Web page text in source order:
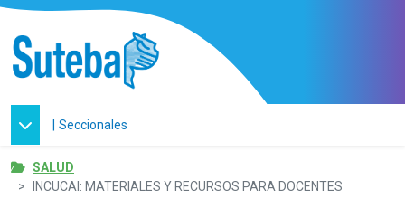
| Seccionales
SALUD
INCUCAI: MATERIALES Y RECURSOS PARA DOCENTES